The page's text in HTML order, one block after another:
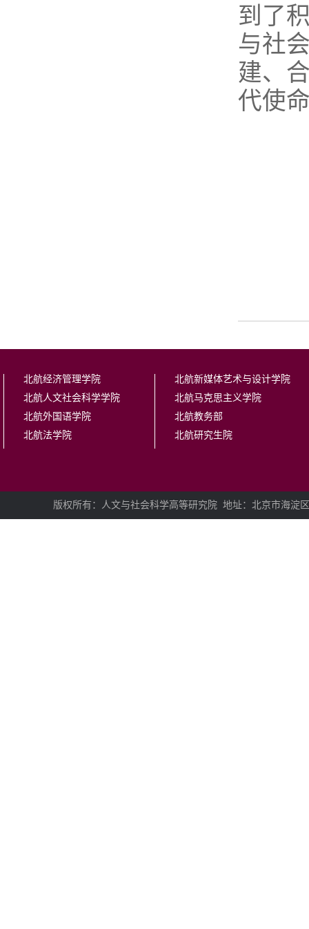
到了
与社
建、
代使
北航经济管理学院
北航人文社会科学学院
北航外国语学院
北航法学院
北航新媒体艺术与设计学院
北航马克思主义学院
北航教务部
北航研究生院
版权所有：人文与社会科学高等研究院 地址：北京市海淀